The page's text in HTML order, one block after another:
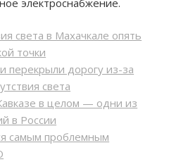
света в Махачкале опять
точки
перекрыли дорогу из-за
света
в целом — одни из
в России
самым проблемным